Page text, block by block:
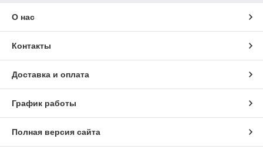
О нас
Контакты
Доставка и оплата
График работы
Полная версия сайта